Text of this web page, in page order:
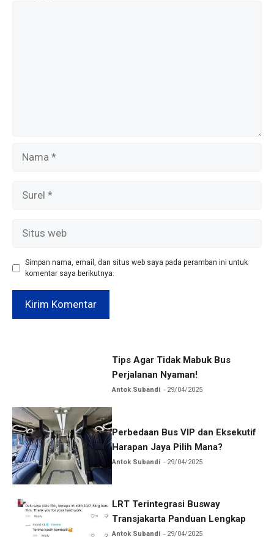
Simpan nama, email, dan situs web saya pada peramban ini untuk
komentar saya berikutnya.
Tips Agar Tidak Mabuk Bus
Perjalanan Nyaman!
Antok Subandi 29/04/2025
Perbedaan Bus VIP dan Eksekutif
Harapan Jaya Pilih Mana?
Antok Subandi 29/04/2025
LRT Terintegrasi Busway
Transjakarta Panduan Lengkap
Antok Subandi 29/04/2025